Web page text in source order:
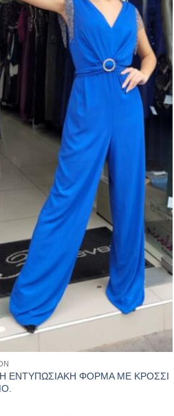
ΕΝΤΥΠΩΣΙΑΚΗ ΦΟΡΜΑ ΜΕ ΚΡΟΣΣΙ